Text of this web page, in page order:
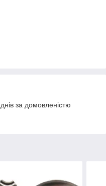
за домовленістю